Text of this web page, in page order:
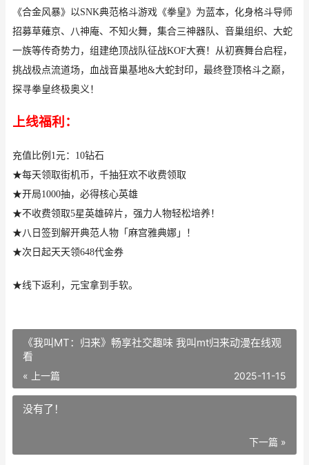
《合金风暴》以SNK典范格斗游戏《拳皇》为蓝本，化身格斗导师
招募草薙京、八神庵、不知火舞，集合三神器队、音巢组织、大蛇
一族等传奇势力，组建绝顶战队征战KOF大赛！从初赛舞台启程，
挑战极点流道场，血战音巢基地&大蛇封印，最终登顶格斗之巅，
探寻拳皇终极奥义！
上线福利：
充值比例1元：10钻石
★每天领取街机币，千抽狂欢不收费领取
★开局1000抽，必得核心英雄
★不收费领取5星英雄碎片，强力人物轻松培养！
★八日签到解开典范人物「麻宫雅典娜」！
★次日起天天领648代金券
★线下返利，元宝拿到手软。
《我叫MT：归来》畅享社交趣味 我叫mt归来动漫在线观
看
« 上一篇 2025-11-15
没有了！
下一篇 »